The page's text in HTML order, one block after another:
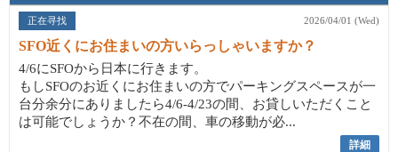
正在寻找 2026/04/01 (Wed)
SFO近くにお住まいの方いらっしゃいますか？
4/6にSFOから日本に行きます。
もしSFOのお近くにお住まいの方でパーキングスペースが一
台分余分にありましたら4/6-4/23の間、お貸しいただくこと
は可能でしょうか？不在の間、車の移動が必...
詳細